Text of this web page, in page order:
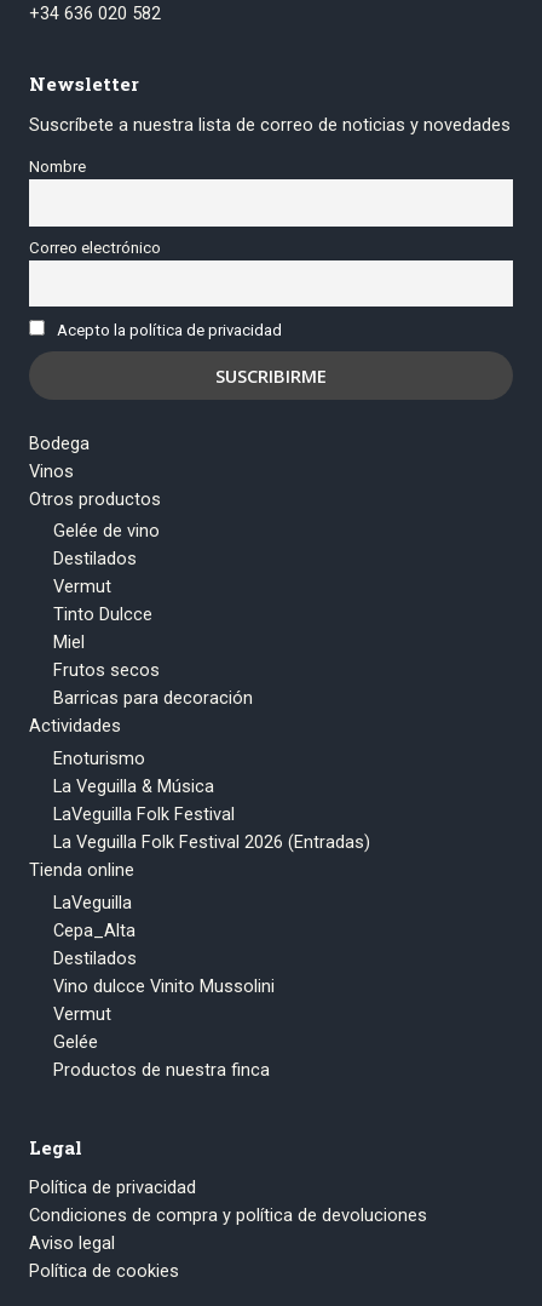
+34 636 020 582
Newsletter
Suscríbete a nuestra lista de correo de noticias y novedades
Nombre
Correo electrónico
Acepto la política de privacidad
Bodega
Vinos
Otros productos
Gelée de vino
Destilados
Vermut
Tinto Dulcce
Miel
Frutos secos
Barricas para decoración
Actividades
Enoturismo
La Veguilla & Música
LaVeguilla Folk Festival
La Veguilla Folk Festival 2026 (Entradas)
Tienda online
LaVeguilla
Cepa_Alta
Destilados
Vino dulcce Vinito Mussolini
Vermut
Gelée
Productos de nuestra finca
Legal
Política de privacidad
Condiciones de compra y política de devoluciones
Aviso legal
Política de cookies